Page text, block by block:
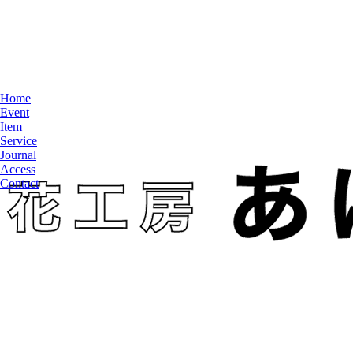
Home
Event
Item
Service
Journal
Access
Contact